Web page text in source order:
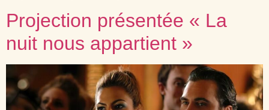
Projection présentée « La
nuit nous appartient »